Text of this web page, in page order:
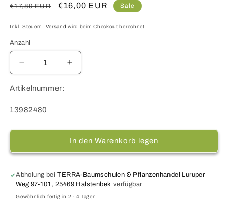
Normaler
€17,80 EUR Verkaufspreis
€16,00 EUR Sale
Inkl. Steuern. Versand wird beim Checkout berechnet
Anzahl
Verringere
die
Menge
Kupfer-
-
Amelanchier
lamarckii
Erhöhe
die
-
Amelanchier
lamarckii
Artikelnummer:
SKU:
13982480
In den Warenkorb legen
Abholung beiTERRA-Baumschulen & Pflanzenhandel Luruper
Weg 97-101, 25469 Halstenbek verfügbar
Gewöhnlich fertig in 2 - 4 Tagen